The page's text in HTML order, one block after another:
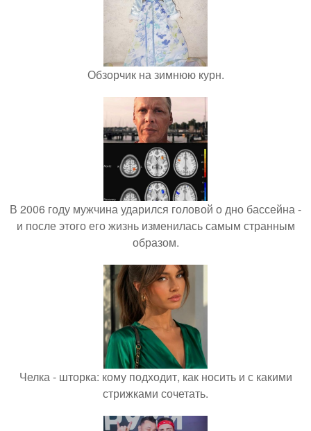
Обзорчик на зимнюю курн.
В 2006 году мужчина ударился головой о дно бассейна -
и после этого его жизнь изменилась самым странным
образом.
Челка - шторка: кому подходит, как носить и с какими
стрижками сочетать.